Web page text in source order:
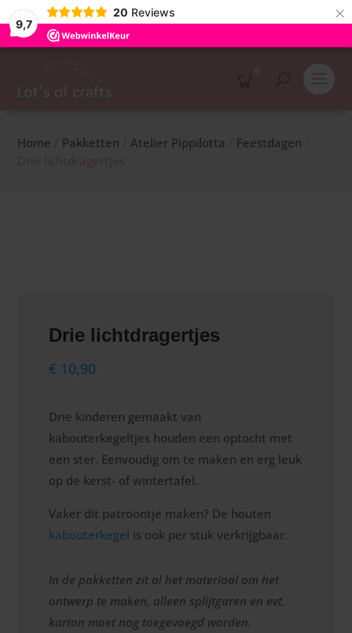
9,7
20 Reviews ×
Home Pakketten /Atelier Pippilotta Feestdagen
Drie lichtdragertjes
€ 10,90
Drie kinderen gemaakt van
kabouterkegeltjes houden een optocht met
een ster. Eenvoudig om te maken en erg leuk
op de kerst- of wintertafel.
Vaker dit patroontje maken? De houten
kabouterkegel is ook per stuk verkrijgbaar.
In de pakketten zit al het materiaal om het
ontwerp te maken, alleen splijtgaren en evt.
karton moet nog toegevoegd worden.